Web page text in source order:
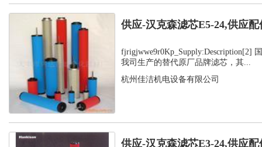
供应-汉克森滤芯E5-24,供应配
fjrigjwwe9r0Kp_Supply:Description[2]
我司生产的替代原厂品牌滤芯，其...
杭州佳洁机电设备有限公司
供应-汉克森滤芯E3-24,供应配